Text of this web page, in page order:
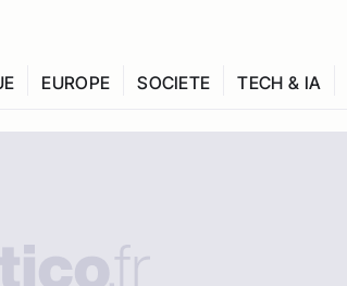
EUROPE SOCIETE TECH & IA